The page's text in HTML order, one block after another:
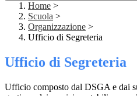
Home >
Scuola >
Organizzazione >
Ufficio di Segreteria
Ufficio di Segreteria
Ufficio composto dal DSGA e dai